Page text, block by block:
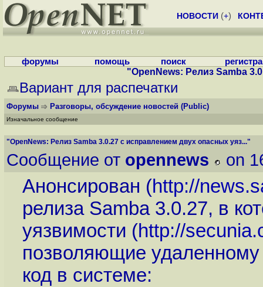
НОВОСТИ (+)
форумы помощь поиск
"OpenNews: Релиз Samba
Вариант для распечатки
Форумы Разговоры, обсуждение новостей (Public)
Изначальное сообщение
"OpenNews: Релиз Samba 3.0.27 с исправлением двух опасных уяз..."
Сообщение от opennews on
Анонсирован (http://
релиза Samba 3.0.27, в
уязвимости (http://
позволяющие
код в системе: